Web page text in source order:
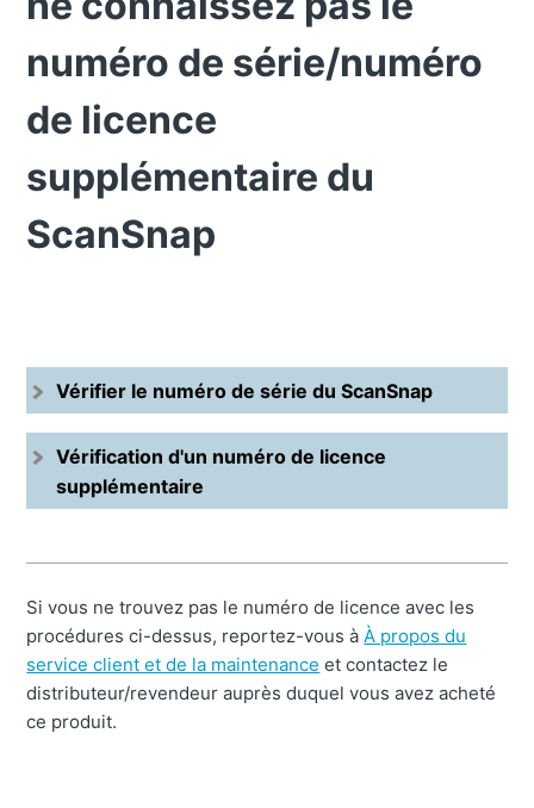
numéro de série/numéro
de licence
supplémentaire du
ScanSnap
Vérifier le numéro de série du ScanSnap
Vérification d'un numéro de licence
supplémentaire
Si vous ne trouvez pas le numéro de licence avec les
procédures ci-dessus, reportez-vous àÀ propos du
service client et de la maintenance et contactez le
distributeur/revendeur auprès duquel vous avez acheté
ce produit.